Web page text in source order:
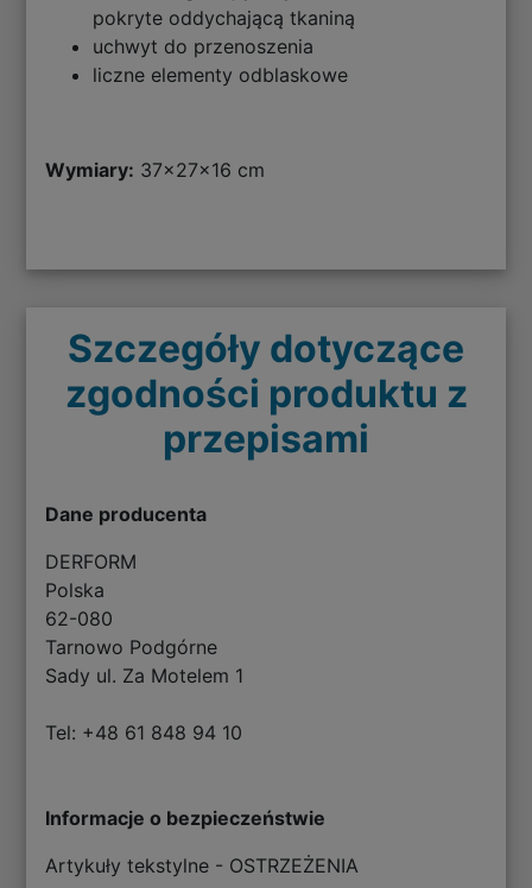
pokryte oddychającą tkaniną
uchwyt do przenoszenia
liczne elementy odblaskowe
Wymiary: 37x27x16 cm
Szczegóły dotyczące
zgodności produktu z
przepisami
Dane producenta
DERFORM
Polska
62-080
Tarnowo Podgórne
Sady ul. Za Motelem 1
Tel: +48 61 848 94 10
Informacje o bezpieczeństwie
Artykuły tekstylne - OSTRZEŻENIA